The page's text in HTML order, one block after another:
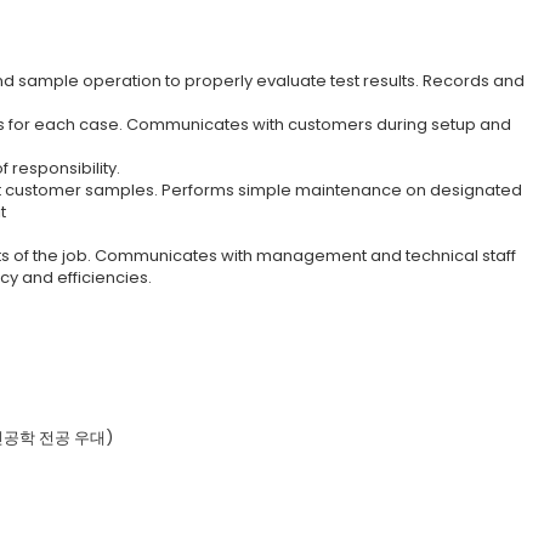
sample operation to properly evaluate test results. Records and
each case. Communicates with customers during setup and
responsibility.
samples. Performs simple maintenance on designated
the job. Communicates with management and technical staff
and efficiencies.
학 전공 우대)